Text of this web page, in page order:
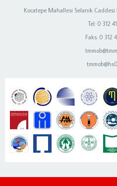
Kocatepe Mahallesi Selanik Caddesi
Tel: 0 312
Faks: 0 312